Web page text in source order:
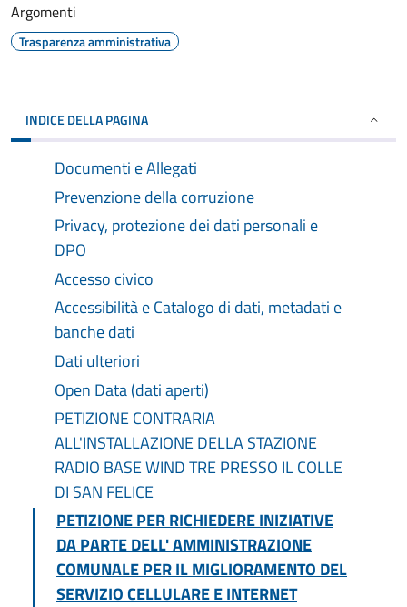
Argomenti
Trasparenza amministrativa
INDICE DELLA PAGINA
Documenti e Allegati
Prevenzione della corruzione
Privacy, protezione dei dati personali e
DPO
Accesso civico
Accessibilità e Catalogo di dati, metadati e
banche dati
Dati ulteriori
Open Data (dati aperti)
PETIZIONE CONTRARIA
ALL'INSTALLAZIONE DELLA STAZIONE
RADIO BASE WIND TRE PRESSO IL COLLE
DI SAN FELICE
PETIZIONE PER RICHIEDERE INIZIATIVE
DA PARTE DELL' AMMINISTRAZIONE
COMUNALE PER IL MIGLIORAMENTO DEL
SERVIZIO CELLULARE E INTERNET